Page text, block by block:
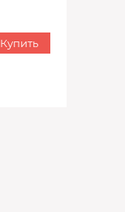
Купить